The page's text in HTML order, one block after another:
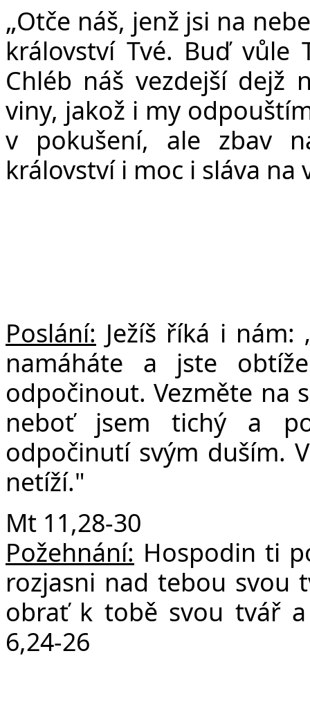
„Otče náš, jenž jsi na
království Tvé. Buď
Chléb náš vezdejší dejž
viny, jakož i my
v pokušení, ale zbav
království i moc i sláva na
Poslání: Ježíš říká i nám:
namáháte a jste
odpočinout. Vezměte na
neboť jsem tichý a
odpočinutí svým duším.
netíží."
Mt 11,28-30
Požehnání: Hospodin ti
rozjasni nad tebou svou
obrať k tobě svou tvář
6,24-26